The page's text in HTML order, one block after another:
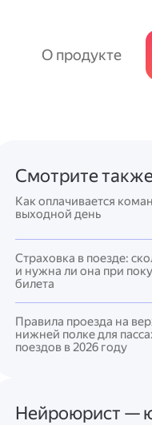
О продукте
Смотрите также
Как оплачивается командировка в
выходной день
Страховка в поезде: сколько стоит
и нужна ли она при
билета
Правила проезда на верхней и
нижней полке для
поездов в 2026 году
Нейроюрист —